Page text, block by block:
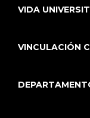
VIDA
VINCULACIÓN